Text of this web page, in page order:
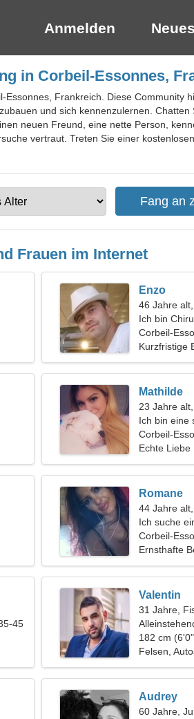
Anmelden
in Corbeil-Essonnes,
Frankreich. Diese Community
und sich kennenzulernen. Chatten
neuen Freund, eine nette Person,
vertraut. Treten Sie einer
Frauen im Internet
Enzo
46 Jahre
Ich bin
Frau
Corbeil-
Kurzfristige
Mathilde
23 Jahre
Ich bin eine
Corbeil-
Echte Liebe
Romane
44 Jahre
Ich suche
Romantik
Corbeil-
Ernsthafte
45
Valentin
31 Jahre,
182 cm
Felsen,
Audrey
60 Jahre,